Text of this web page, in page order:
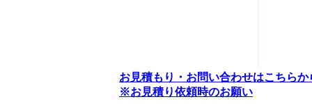
お見積もり・お問い合わせはこちらか
※お見積り依頼時のお願い